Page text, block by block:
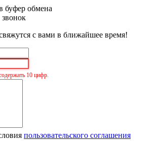
буфер обмена
звонок
с вами в ближайшее время!
10 цифр.
пользовательского соглашения